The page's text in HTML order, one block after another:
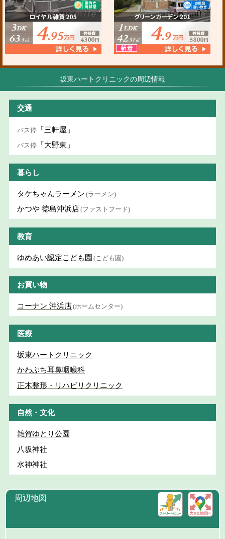
坂東ハートクリニックの周辺情報
交通
バス停 「三軒屋」
バス停 「大野東」
暮らし
タケちゃんラーメン (ラーメン)
かつや 徳島沖浜店(ファストフード)
教育
ゆめあい認定こども園 (こども園)
お買い物
コーナン 沖浜店(ホームセンター)
医療
坂東ハートクリニック
かわぶち耳鼻咽喉科
正木整形・リハビリクリニック
自然・文化
雑賀ゆとり公園
八坂神社
水神神社
周辺地図